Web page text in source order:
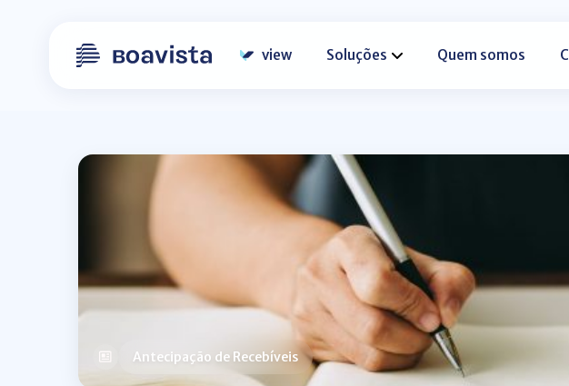
view Soluções Quem somos
Antecipação de Recebíveis